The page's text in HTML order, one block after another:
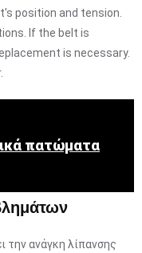
position and tension.
If the belt is
is necessary.
πατώματα
την ανάγκη λίπανσης